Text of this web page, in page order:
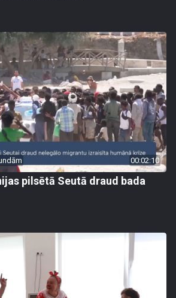
00:02:10
pilsētā Seutā draud bada